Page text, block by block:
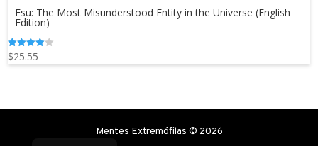
Esu: The Most Misunderstood Entity in the Universe (English
Edition)
Valorado
en
$25.55
Mentes Extremófilas © 2026